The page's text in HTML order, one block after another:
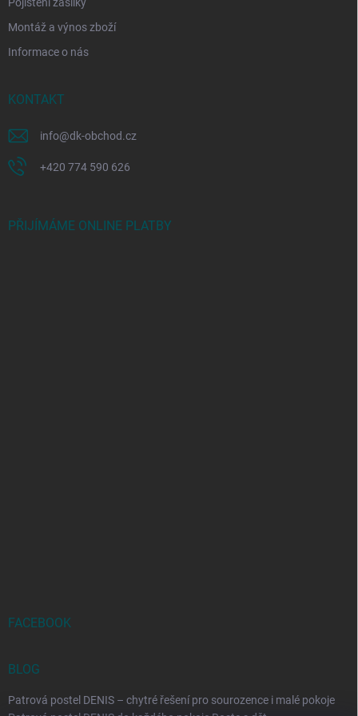
Montáž a výnos zboží
Informace o nás
KONTAKT
info@dk-obchod.cz
+420 774 590 626
PŘIJÍMÁME ONLINE PLATBY
FACEBOOK
BLOG
Patrová postel DENIS – chytré řešení pro sourozence i malé pokoje